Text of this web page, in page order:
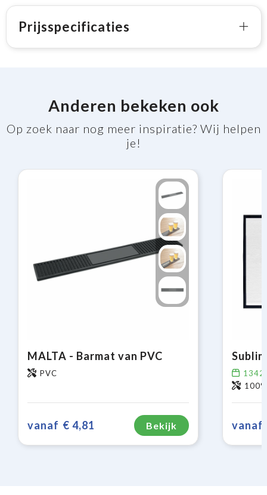
Prijsspecificaties
Anderen bekeken ook
Op zoek naar nog meer inspiratie? Wij helpen
je!
MALTA - Barmat van PVC
PVC
vanaf € 4,81 Bekijk
1342
vanaf